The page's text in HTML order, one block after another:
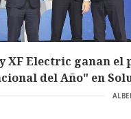
XF Electric ganan el
del Año" en